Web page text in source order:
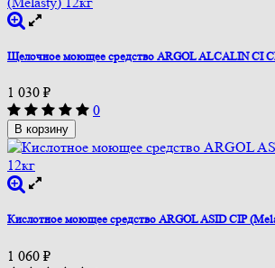
Щелочное моющее средство ARGOL ALCALIN CI
1 030 ₽
0
В корзину
Кислотное моющее средство ARGOL ASID CIP
1 060 ₽